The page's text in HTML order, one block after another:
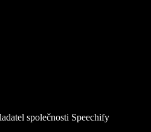
společnosti Speechify